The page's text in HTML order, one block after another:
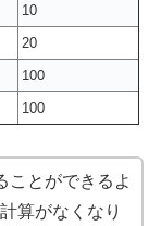
10
20
100
100
ことができるよ
算がなくなり